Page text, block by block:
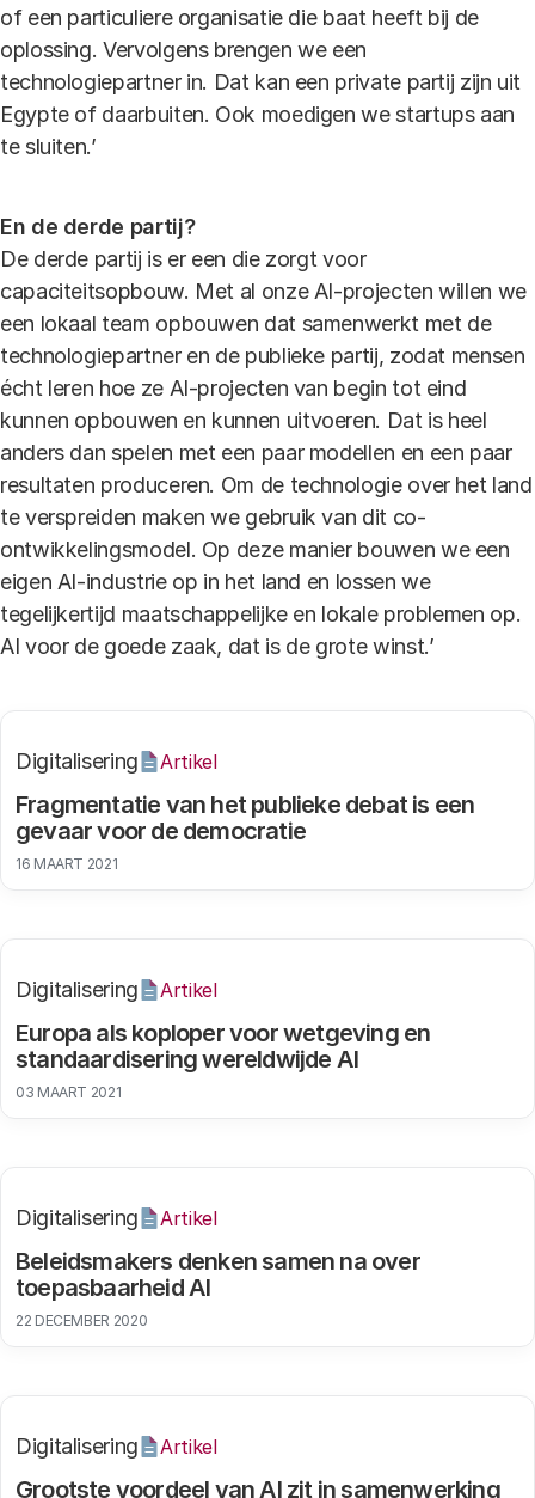
of een particuliere organisatie die baat heeft bij de
oplossing. Vervolgens brengen we een
technologiepartner in. Dat kan een private partij zijn uit
Egypte of daarbuiten. Ook moedigen we startups aan
te sluiten.’
En de derde partij?
De derde partij is er een die zorgt voor
capaciteitsopbouw. Met al onze AI-projecten willen we
een lokaal team opbouwen dat samenwerkt met de
technologiepartner en de publieke partij, zodat mensen
écht leren hoe ze AI-projecten van begin tot eind
kunnen opbouwen en kunnen uitvoeren. Dat is heel
anders dan spelen met een paar modellen en een paar
resultaten produceren. Om de technologie over het land
te verspreiden maken we gebruik van dit co-
ontwikkelingsmodel. Op deze manier bouwen we een
eigen AI-industrie op in het land en lossen we
tegelijkertijd maatschappelijke en lokale problemen op.
AI voor de goede zaak, dat is de grote winst.’
Fragmentatie van het publieke debat is een
gevaar voor de democratie
Digitalisering Artikel
16 MAART 2021
Europa als koploper voor wetgeving en
standaardisering wereldwijde AI
Digitalisering Artikel
03 MAART 2021
Beleidsmakers denken samen na over
toepasbaarheid AI
Digitalisering Artikel
22 DECEMBER 2020
Grootste voordeel van AI zit in samenwerking
Digitalisering Artikel